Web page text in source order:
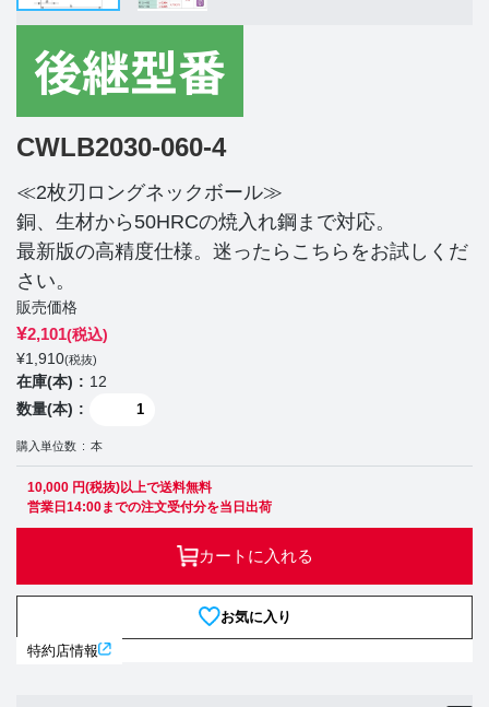
CWLB2030-060-4
≪2枚刃ロングネックボール≫
銅、生材から50HRCの焼入れ鋼まで対応。
最新版の高精度仕様。迷ったらこちらをお試しくだ
さい。
販売価格
¥2,101(税込)
¥1,910(税抜)
在庫(本)
12
数量(本)
購入単位数 本
10,000 円(税抜)以上で送料無料
営業日14:00までの注文受付分を当日出荷
カートに入れる
お気に入り
特約店情報